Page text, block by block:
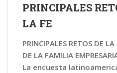
PRINCIPALES
LA FE
PRINCIPALES RETOS DE
DE LA FAMILIA
La encuesta